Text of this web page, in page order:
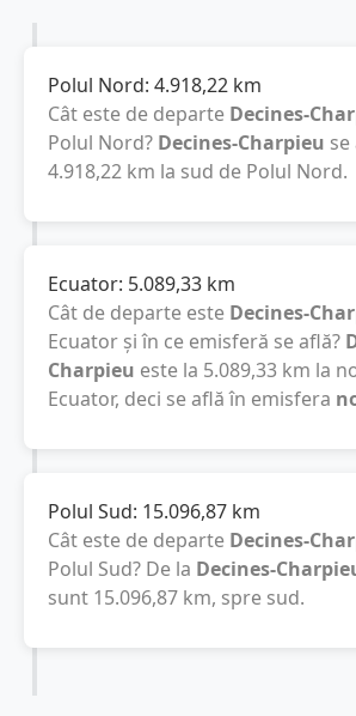
Polul Nord: 4.918,22 km
Cât este de departe Decines-
Polul Nord? Decines-Charpieu se
4.918,22 km la sud de Polul Nord.
Ecuator: 5.089,33 km
Cât de departe este Decines-
Ecuator și în ce emisferă se află?
Charpieu este la 5.089,33 km la
Ecuator, deci se află în emisfera
Polul Sud: 15.096,87 km
Cât este de departe Decines-
Polul Sud? De la Decines-
sunt 15.096,87 km, spre sud.